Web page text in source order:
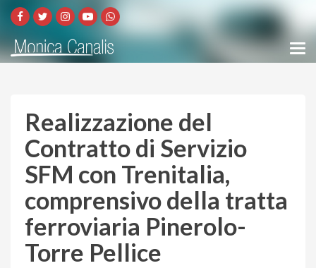
Realizzazione del
Contratto di Servizio
SFM con Trenitalia,
comprensivo della tratta
ferroviaria Pinerolo-
Torre Pellice